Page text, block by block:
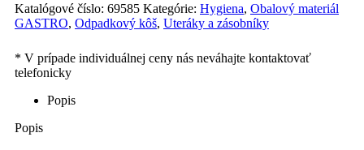
Katalógové číslo: 69585 Kategórie: Hygiena, Obalový materiál
GASTRO, Odpadkový kôš, Uteráky a zásobníky
Popis
Popis